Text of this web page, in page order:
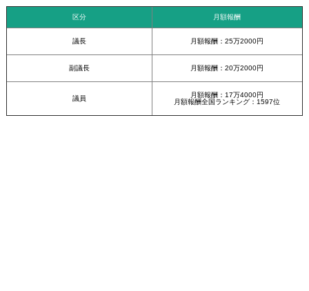
区分 月額報酬
議長 月額報酬：25万2000円
副議長 月額報酬：20万2000円
議員
月額報酬：17万4000円
月額報酬全国ランキング：1597位